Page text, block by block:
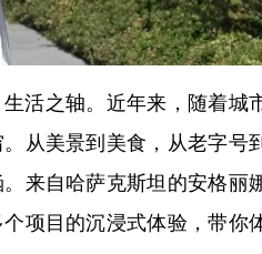
之轴。近年来，随着城市
从美景到美食，从老字号
来自哈萨克斯坦的安格丽
项目的沉浸式体验，带你